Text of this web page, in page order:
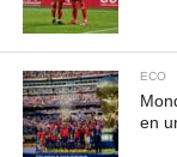
ECO
en